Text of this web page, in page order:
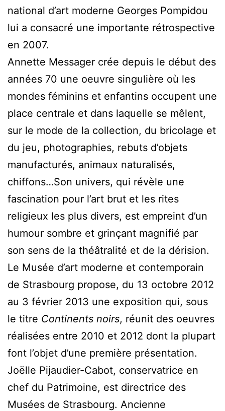
national d’art moderne Georges Pompidou
lui a consacré une importante rétrospective
en 2007.
Annette Messager crée depuis le début des
années 70 une oeuvre singulière où les
mondes féminins et enfantins occupent une
place centrale et dans laquelle se mêlent,
sur le mode de la collection, du bricolage et
du jeu, photographies, rebuts d’objets
manufacturés, animaux naturalisés,
chiffons…Son univers, qui révèle une
fascination pour l’art brut et les rites
religieux les plus divers, est empreint d’un
humour sombre et grinçant magnifié par
son sens de la théâtralité et de la dérision.
Le Musée d’art moderne et contemporain
de Strasbourg propose, du 13 octobre 2012
au 3 février 2013 une exposition qui, sous
le titre Continents noirs, réunit des oeuvres
réalisées entre 2010 et 2012 dont la plupart
font l’objet d’une première présentation.
Joëlle Pijaudier-Cabot, conservatrice en
chef du Patrimoine, est directrice des
Musées de Strasbourg. Ancienne